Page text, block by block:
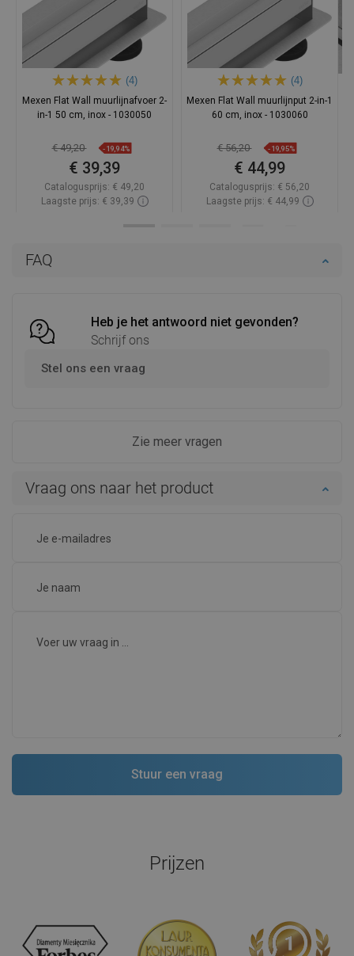
FAQ
Heb je het antwoord niet gevonden?
Schrijf ons
Stel ons een vraag
Zie meer vragen
Vraag ons naar het product
(4)
Mexen Flat Wall muurlijnafvoer 2-
in-1 50 cm, inox - 1030050
€ 49,20 -19,94%
€ 39,39
Catalogusprijs: € 49,20
Laagste prijs: € 39,39
(4)
Mexen Flat Wall muurlijnput 2-in-1
60 cm, inox - 1030060
€ 56,20 -19,95%
€ 44,99
Catalogusprijs: € 56,20
Laagste prijs: € 44,99
Prijzen